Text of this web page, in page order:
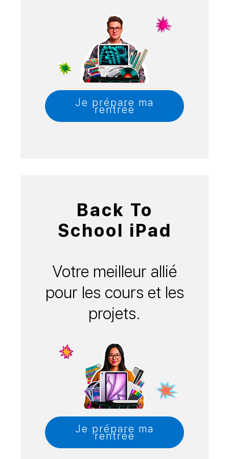
Je prépare ma
rentrée
Back To
School iPad
Votre meilleur allié
pour les cours et les
projets.
Je prépare ma
rentrée